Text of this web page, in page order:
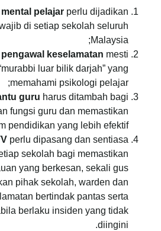
pelajar perlu dijadikan
di setiap sekolah seluruh
Malaysia;
keselamatan mesti
luar bilik darjah” yang
memahami psikologi pelajar;
guru harus ditambah bagi
fungsi guru dan memastikan
pendidikan yang lebih efektif;
perlu dipasang dan sentiasa
sekolah bagi memastikan
yang berkesan, sekali gus
pihak sekolah, warden dan
bertindak pantas serta
berlaku insiden yang tidak
diingini.